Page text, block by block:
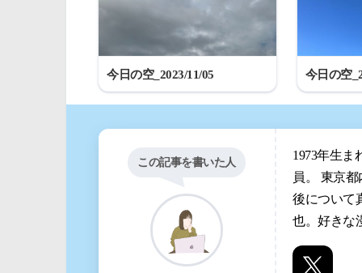
今日の空_2023/11/05 今日の空
この記事を書いた人
1973年生ま
員。 東京
後について
也。好きな